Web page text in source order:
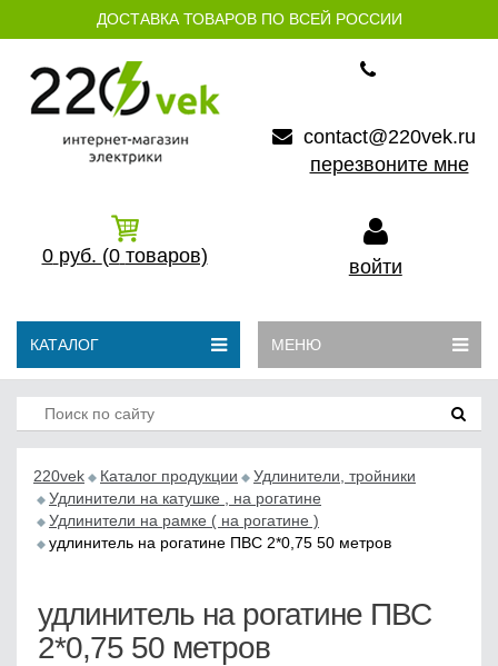
ДОСТАВКА ТОВАРОВ ПО ВСЕЙ РОССИИ
contact@220vek.ru
перезвоните мне
0 руб. (0 товаров) войти
КАТАЛОГ МЕНЮ
220vek Каталог продукции
Удлинители, тройники
Удлинители на катушке , на рогатине
Удлинители на рамке ( на рогатине )
удлинитель на рогатине ПВС 2*0,75 50 метров
удлинитель на рогатине ПВС
2*0,75 50 метров